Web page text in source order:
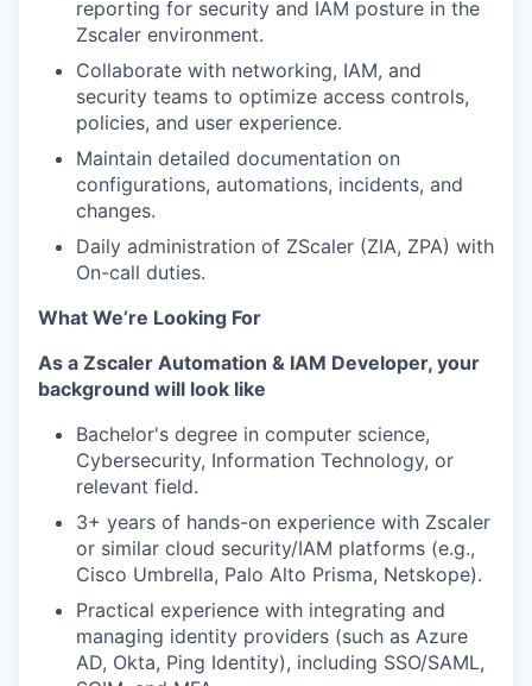
reporting for security and IAM posture in the
Zscaler environment.
Collaborate with networking, IAM, and
security teams to optimize access controls,
policies, and user experience.
Maintain detailed documentation on
configurations, automations, incidents, and
changes.
Daily administration of ZScaler (ZIA, ZPA) with
On-call duties.
What We’re Looking For
As a Zscaler Automation & IAM Developer, your
background will look like
Bachelor's degree in computer science,
Cybersecurity, Information Technology, or
relevant field.
3+ years of hands-on experience with Zscaler
or similar cloud security/IAM platforms (e.g.,
Cisco Umbrella, Palo Alto Prisma, Netskope).
Practical experience with integrating and
managing identity providers (such as Azure
AD, Okta, Ping Identity), including SSO/SAML,